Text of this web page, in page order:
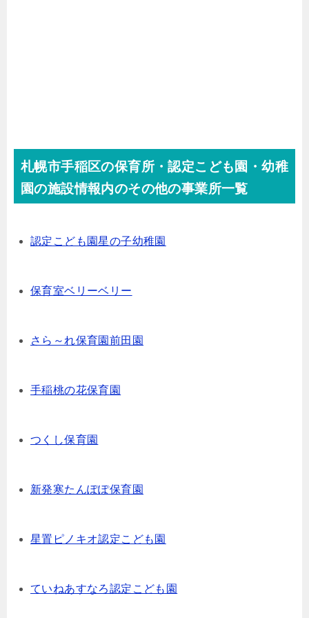
札幌市手稲区の保育所・認定こども園・幼稚
園の施設情報内のその他の事業所一覧
認定こども園星の子幼稚園
保育室ベリーベリー
さら～れ保育園前田園
手稲桃の花保育園
つくし保育園
新発寒たんぽぽ保育園
星置ピノキオ認定こども園
ていねあすなろ認定こども園